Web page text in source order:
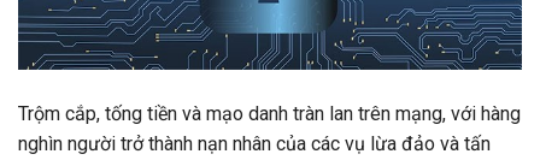
Trộm cắp, tống tiền và mạo danh tràn lan trên mạng, với hàng
nghìn người trở thành nạn nhân của các vụ lừa đảo và tấn